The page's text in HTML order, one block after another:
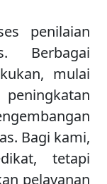
penilaian
Berbagai
mulai
Bagi kami,
tetapi
pelayanan